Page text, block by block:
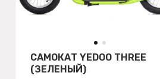
САМОКАТ YEDOO THREE
(ЗЕЛЕНЫЙ)